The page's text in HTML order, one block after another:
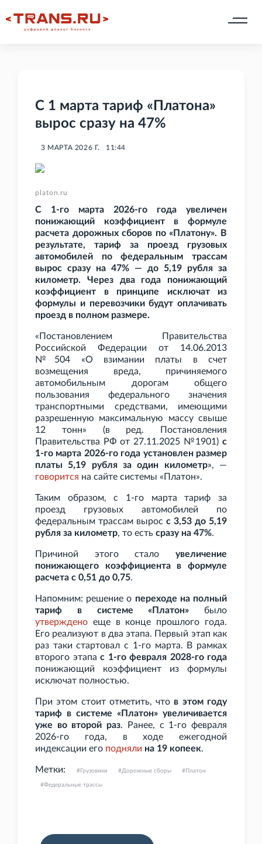
С 1 марта тариф «Платона»
вырос сразу на 47%
3 МАРТА 2026 Г. 11:44
platon.ru
С 1-го марта 2026-го года увеличен
понижающий коэффициент в формуле
расчета дорожных сборов по «Платону». В
результате, тариф за проезд грузовых
автомобилей по федеральным трассам
вырос сразу на 47% — до 5,19
рубля за
километр. Через два года понижающий
коэффициент в принципе исключат из
формулы и перевозчики будут оплачивать
проезд в полном размере.
«Постановлением Правительства
Российской Федерации от 14.06.2013
№504 «О взимании платы в счет
возмещения вреда, причиняемого
автомобильным дорогам общего
пользования федерального значения
транспортными средствами, имеющими
разрешенную максимальную массу свыше
12 тонн» (в ред. Постановления
Правительства РФ от 27.11.2025 №1901) с
1-го марта 2026-го года установлен размер
платы 5,19
рубля за один километр», —
говорится на сайте системы «Платон».
Таким образом, с 1-го марта тариф за
проезд грузовых автомобилей по
федеральным трассам вырос с 3,53 до 5,19
рубля за километр, то есть сразу на 47%.
Причиной этого стало увеличение
понижающего коэффициента в формуле
расчета с 0,51 до 0,75.
Напомним: решение о переходе на полный
тариф в системе «Платон» было
утверждено еще в конце прошлого года.
Его реализуют в два этапа. Первый этап как
раз таки стартовал с 1-го марта. В рамках
второго этапа с 1-го февраля 2028-го года
понижающий коэффициент из формулы
исключат полностью.
При этом стоит отметить, что в этом году
тариф в системе «Платон» увеличивается
уже во второй раз. Ранее, с 1-го февраля
2026-го года, в ходе ежегодной
индексации его подняли на 19 копеек.
Метки: Грузовики Дорожные сборы Платон
Федеральные трассы